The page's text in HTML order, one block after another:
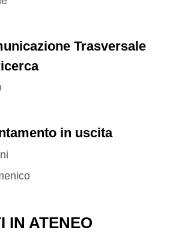
Trasversale
in uscita
IN ATENEO